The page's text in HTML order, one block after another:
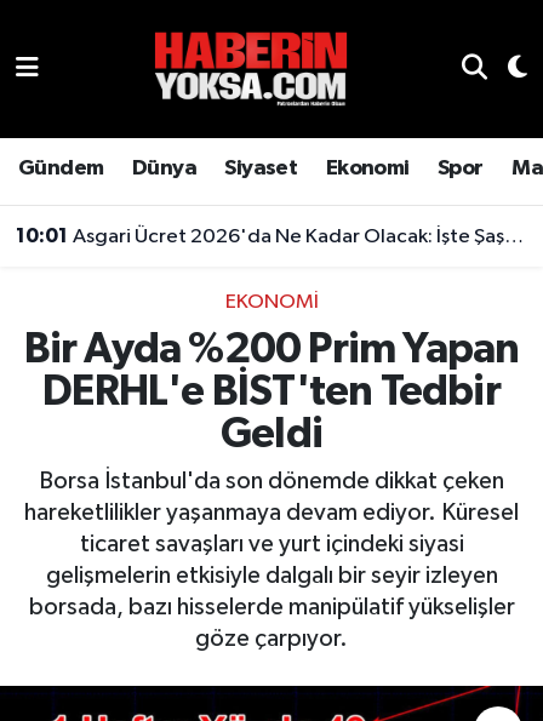
Gündem Dünya Siyaset Ekonomi Spor
10:01 Asgari Ücret 2026'da Ne Kadar Olacak: İşte Şaşırtan Rakam
EKONOMI
Bir Ayda %200 Prim Yapan
DERHL'e BİST'ten Tedbir
Geldi
Borsa İstanbul'da son dönemde dikkat çeken
hareketlilikler yaşanmaya devam ediyor. Küresel
ticaret savaşları ve yurt içindeki siyasi
gelişmelerin etkisiyle dalgalı bir seyir izleyen
borsada, bazı hisselerde manipülatif yükselişler
göze çarpıyor.
Genel
Gündem
Magazin
Otomobil
Sağlık
Yaşam
Hava Durumu
Son Dakika Haberleri
Haber Arşivi